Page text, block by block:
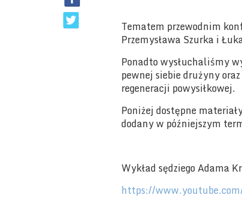
Tematem przewodnim
Przemysława Szurka i
Ponadto wysłuchaliśmy
pewnej siebie drużyny
regeneracji powysiłkowej.
Poniżej dostępne
dodany w późniejszym
Wykład sędziego Adama
https://